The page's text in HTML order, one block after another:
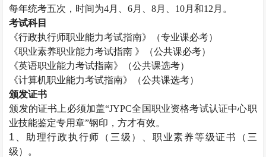
每年统考五次，时间为4月、6月、8月、10月和12月。
考试科目
《行政执行师职业能力考试指南》（专业课必考）
《职业素养职业能力考试指南 》（公共课必考）
《英语职业能力考试指南》（公共课选考）
《计算机职业能力考试指南》（公共课选考）
颁发证书
颁发的证书上必须加盖“JYPC全国职业资格考试认证中心职
业技能鉴定专用章”钢印，方才有效。
1、助理行政执行师
（三级）、职业素养等级证书（三
级）。